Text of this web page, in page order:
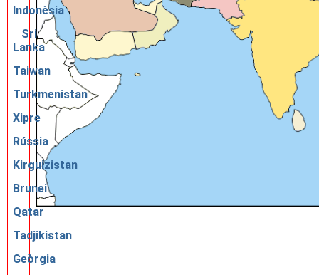
Indonèsia
Sri
Lanka
Taiwan
Turkmenistan
Xipre
Rússia
Kirguizistan
Brunei
Qatar
Tadjikistan
Geòrgia